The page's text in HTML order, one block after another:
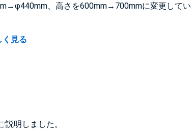
、高さを600mm→700mmに変更してい
く見る
明しました。